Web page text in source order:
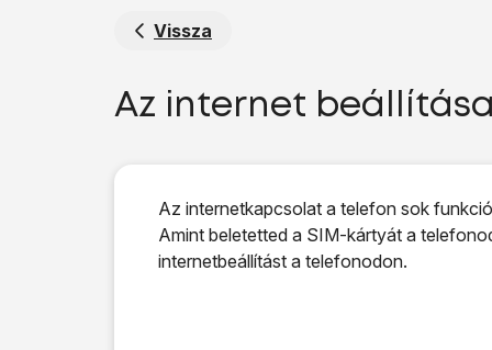
Vissza
Az internet beállításai
Az internetkapcsolat a telefon sok
Amint beletetted a SIM-kártyát a
internetbeállítást a telefonodon.